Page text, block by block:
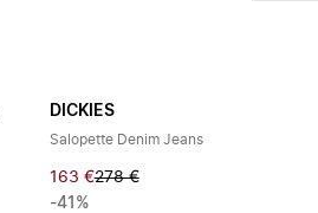
DICKIES
Salopette Denim Jeans
163 €278 €
-41%